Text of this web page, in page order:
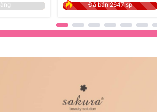
Đã bán 2647 sp